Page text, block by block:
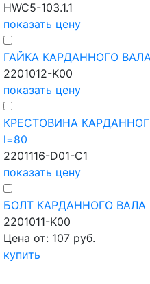
HWC5-103.1.1
показать цену
ГАЙКА КАРДАННОГО ВАЛА
2201012-K00
показать цену
КРЕСТОВИНА
l=80
2201116-D01-C1
показать цену
БОЛТ КАРДАННОГО ВАЛА
2201011-K00
Цена от: 107 руб.
купить